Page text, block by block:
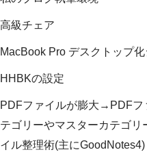
高級チェア
MacBook Pro デスクトップ
HHBKの設定
PDFファイルが膨大→PDFフ
テゴリーやマスターカテゴ
イル整理術(主にGoodNotes4)